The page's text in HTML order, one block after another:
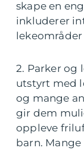
skape en
inkluderer
2. Parker og
utstyrt med
og mange
gir dem
oppleve
barn.